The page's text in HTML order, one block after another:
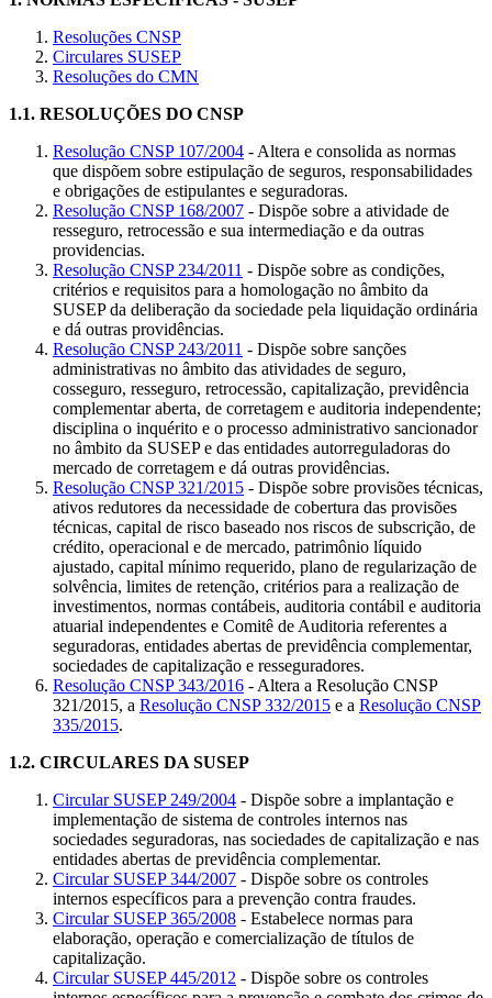
Resoluções CNSP
Circulares SUSEP
Resoluções do CMN
1.1. RESOLUÇÕES DO CNSP
Resolução CNSP 107/2004 - Altera e consolida as normas
que dispõem sobre estipulação de seguros, responsabilidades
e obrigações de estipulantes e seguradoras.
Resolução CNSP 168/2007 - Dispõe sobre a atividade de
resseguro, retrocessão e sua intermediação e da outras
providencias.
Resolução CNSP 234/2011 - Dispõe sobre as condições,
critérios e requisitos para a homologação no âmbito da
SUSEP da deliberação da sociedade pela liquidação ordinária
e dá outras providências.
Resolução CNSP 243/2011 - Dispõe sobre sanções
administrativas no âmbito das atividades de seguro,
cosseguro, resseguro, retrocessão, capitalização, previdência
complementar aberta, de corretagem e auditoria independente;
disciplina o inquérito e o processo administrativo sancionador
no âmbito da SUSEP e das entidades autorreguladoras do
mercado de corretagem e dá outras providências.
Resolução CNSP 321/2015 - Dispõe sobre provisões técnicas,
ativos redutores da necessidade de cobertura das provisões
técnicas, capital de risco baseado nos riscos de subscrição, de
crédito, operacional e de mercado, patrimônio líquido
ajustado, capital mínimo requerido, plano de regularização de
solvência, limites de retenção, critérios para a realização de
investimentos, normas contábeis, auditoria contábil e auditoria
atuarial independentes e Comitê de Auditoria referentes a
seguradoras, entidades abertas de previdência complementar,
sociedades de capitalização e resseguradores.
Resolução CNSP 343/2016 - Altera a Resolução CNSP
321/2015, a Resolução CNSP 332/2015 e a Resolução CNSP
335/2015.
1.2. CIRCULARES DA SUSEP
Circular SUSEP 249/2004 - Dispõe sobre a implantação e
implementação de sistema de controles internos nas
sociedades seguradoras, nas sociedades de capitalização e nas
entidades abertas de previdência complementar.
Circular SUSEP 344/2007 - Dispõe sobre os controles
internos específicos para a prevenção contra fraudes.
Circular SUSEP 365/2008 - Estabelece normas para
elaboração, operação e comercialização de títulos de
capitalização.
Circular SUSEP 445/2012 - Dispõe sobre os controles